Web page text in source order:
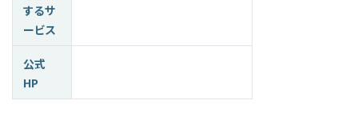
するサ
ービス
公式
HP